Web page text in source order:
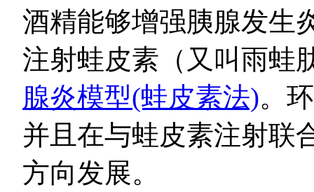
酒精能够增强胰腺发生
注射蛙皮素（又叫雨蛙
腺炎模型(蛙皮素法)。
并且在与蛙皮素注射联
方向发展。